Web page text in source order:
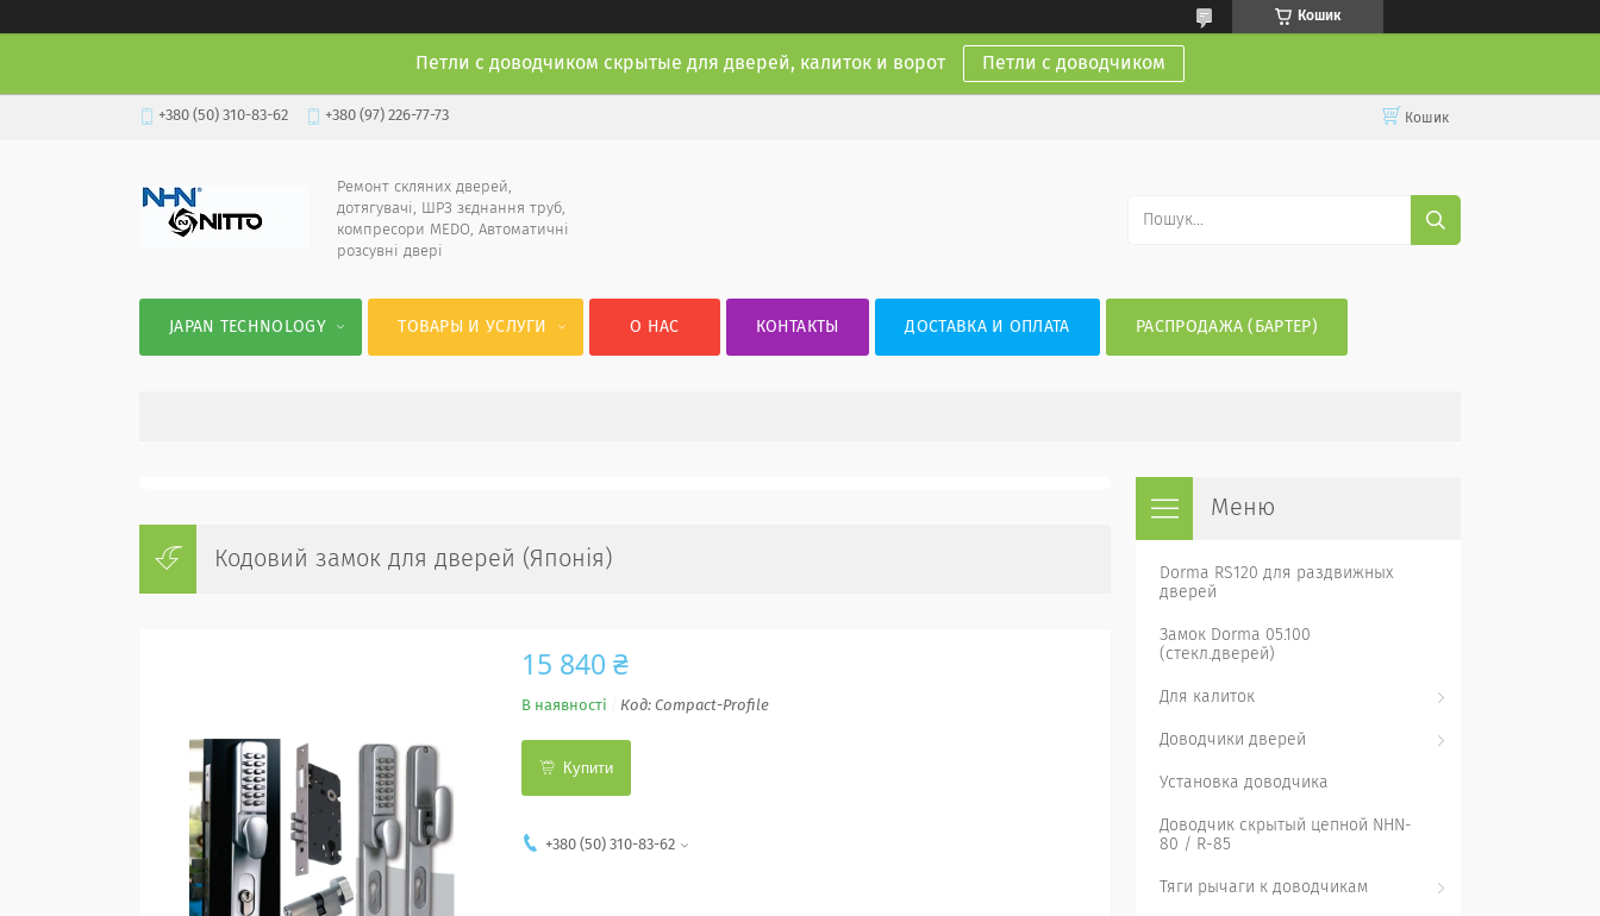
Кошик
Петли с доводчиком скрытые для дверей, калиток и ворот Петли с доводчиком
+380 (50) 310-83-62 +380 (97) 226-77-73 Кошик
Ремонт скляних дверей,
дотягувачі, ШРЗ зєднання труб,
компресори MEDO, Автоматичні
розсувні двері
JAPAN TECHNOLOGY ТОВАРЫ И УСЛУГИ О НАС КОНТАКТЫ ДОСТАВКА И ОПЛАТА РАСПРОДАЖА (БАРТЕР)
Кодовий замок для дверей (Японія)
15 840 ₴
В наявності Код: Compact-Profile
Купити
+380 (50) 310-83-62
Dorma RS120 для раздвижных
дверей
Замок Dorma 05.100
(стекл.дверей)
Для калиток
Доводчики дверей
Установка доводчика
Доводчик скрытый цепной NHN-
80 / R-85
Тяги рычаги к доводчикам